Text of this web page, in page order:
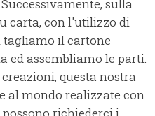
sulla
carta, con l'utilizzo di
tagliamo il cartone
ed assembliamo le parti.
questa nostra
al mondo realizzate con